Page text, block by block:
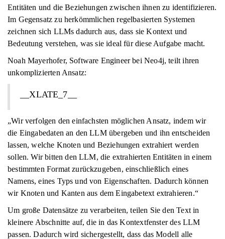
Entitäten und die Beziehungen zwischen ihnen zu identifizieren.
Im Gegensatz zu herkömmlichen regelbasierten Systemen
zeichnen sich LLMs dadurch aus, dass sie Kontext und
Bedeutung verstehen, was sie ideal für diese Aufgabe macht.
Noah Mayerhofer, Software Engineer bei Neo4j, teilt ihren
unkomplizierten Ansatz:
__XLATE_7__
„Wir verfolgen den einfachsten möglichen Ansatz, indem wir
die Eingabedaten an den LLM übergeben und ihn entscheiden
lassen, welche Knoten und Beziehungen extrahiert werden
sollen. Wir bitten den LLM, die extrahierten Entitäten in einem
bestimmten Format zurückzugeben, einschließlich eines
Namens, eines Typs und von Eigenschaften. Dadurch können
wir Knoten und Kanten aus dem Eingabetext extrahieren.“
Um große Datensätze zu verarbeiten, teilen Sie den Text in
kleinere Abschnitte auf, die in das Kontextfenster des LLM
passen. Dadurch wird sichergestellt, dass das Modell alle